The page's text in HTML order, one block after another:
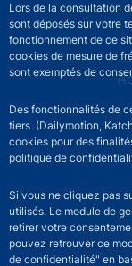
Lors de la consultation
sont déposés sur votre
fonctionnement de ce
cookies de mesure de
sont exemptés de
Des fonctionnalités de
tiers (Dailymotion,
cookies pour des
politique de
Si vous ne cliquez pas
utilisés. Le module de
retirer votre
pouvez retrouver ce
de confidentialité" en
ACPR footer